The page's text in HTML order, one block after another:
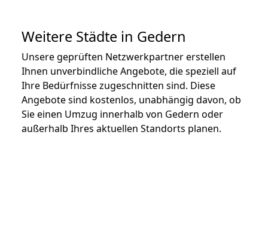
Weitere Städte in Gedern
Unsere geprüften Netzwerkpartner erstellen
Ihnen unverbindliche Angebote, die speziell auf
Ihre Bedürfnisse zugeschnitten sind. Diese
Angebote sind kostenlos, unabhängig davon, ob
Sie einen Umzug innerhalb von Gedern oder
außerhalb Ihres aktuellen Standorts planen.